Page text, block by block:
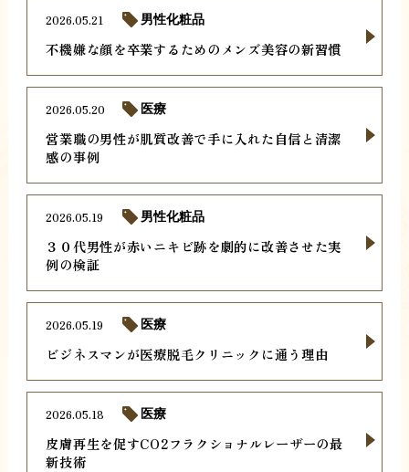
不機嫌な顔を卒業するためのメンズ美容の新習慣
2026.05.21 男性化粧品
営業職の男性が肌質改善で手に入れた自信と清潔
感の事例
2026.05.20 医療
３０代男性が赤いニキビ跡を劇的に改善させた実
例の検証
2026.05.19 男性化粧品
ビジネスマンが医療脱毛クリニックに通う理由
2026.05.19 医療
皮膚再生を促すCO2フラクショナルレーザーの最
新技術
2026.05.18 医療